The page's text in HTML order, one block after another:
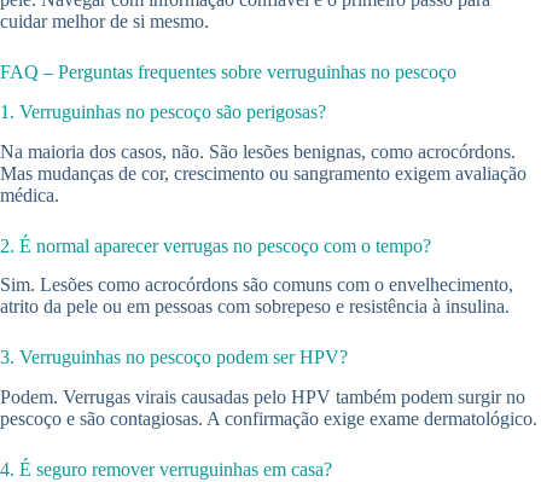
cuidar melhor de si mesmo.
FAQ – Perguntas frequentes sobre verruguinhas no pescoço
1. Verruguinhas no pescoço são perigosas?
Na maioria dos casos, não. São lesões benignas, como acrocórdons.
Mas mudanças de cor, crescimento ou sangramento exigem avaliação
médica.
2. É normal aparecer verrugas no pescoço com o tempo?
Sim. Lesões como acrocórdons são comuns com o envelhecimento,
atrito da pele ou em pessoas com sobrepeso e resistência à insulina.
3. Verruguinhas no pescoço podem ser HPV?
Podem. Verrugas virais causadas pelo HPV também podem surgir no
pescoço e são contagiosas. A confirmação exige exame dermatológico.
4. É seguro remover verruguinhas em casa?